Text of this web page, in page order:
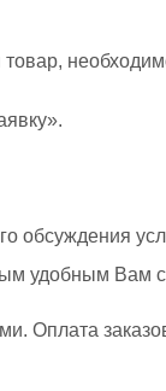
обсуждения
удобным